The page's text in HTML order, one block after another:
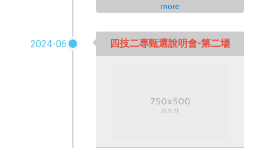
more
2024-06 四技二專甄選說明會-第二場